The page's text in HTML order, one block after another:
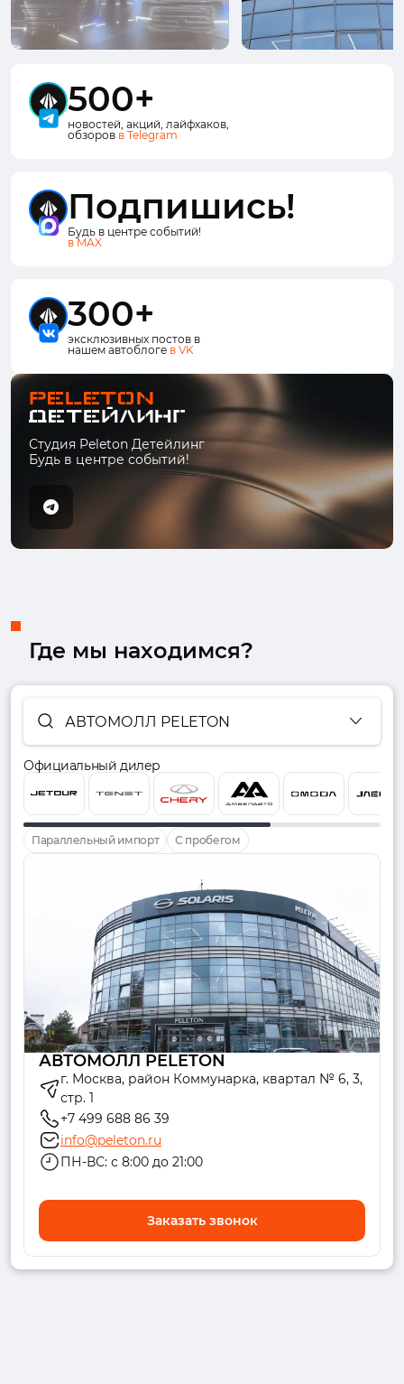
500+
новостей, акций, лайфхаков,
обзоров в Telegram
Подпишись!
Будь в центре событий!
в MAX
300+
эксклюзивных постов в
нашем автоблоге в VK
Студия Peleton Детейлинг
Будь в центре событий!
Где мы находимся?
АВТОМОЛЛ PELETON
Официальный дилер
Параллельный импорт С пробегом
АВТОМОЛЛ PELETON
г. Москва, район Коммунарка, квартал № 6, 3,
стр. 1
+7 499 688 86 39
info@peleton.ru
ПН-ВС: с 8:00 до 21:00
Заказать звонок